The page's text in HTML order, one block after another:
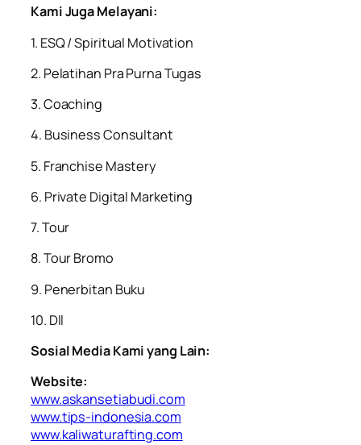
Kami Juga Melayani:
1. ESQ / Spiritual Motivation
2. Pelatihan Pra Purna Tugas
3. Coaching
4. Business Consultant
5. Franchise Mastery
6. Private Digital Marketing
7. Tour
8. Tour Bromo
9. Penerbitan Buku
10. Dll
Sosial Media Kami yang Lain:
Website:
www.askansetiabudi.com
www.tips-indonesia.com
www.kaliwaturafting.com